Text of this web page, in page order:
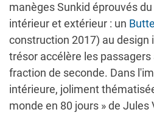
manèges Sunkid éprouvés
intérieur et extérieur : un
construction 2017) au design
trésor accélère les
fraction de seconde. Dans
intérieure, joliment
monde en 80 jours » de Jules